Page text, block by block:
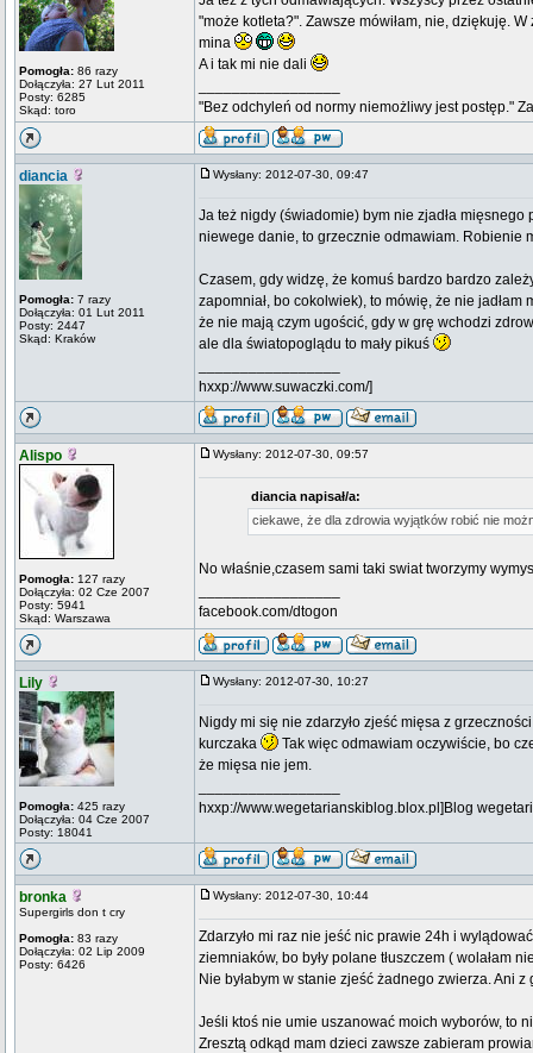
Pomogła: 86 razy
Dołączyła: 27 Lut 2011
Posty: 6285
Skąd: toro
"może kotleta?". Zawsze mówiłam, nie, dziękuję.
mina
A i tak mi nie dali
"Bez odchyleń od normy niemożliwy jest postęp."
diancia
Pomogła: 7 razy
Dołączyła: 01 Lut 2011
Posty: 2447
Skąd: Kraków
Wysłany: 2012-07-30, 09:47
Ja też nigdy (świadomie) bym nie zjadła mięsnego
niewege danie, to grzecznie odmawiam. Robienie
Czasem, gdy widzę, że komuś bardzo bardzo
zapomniał, bo cokolwiek), to mówię, że nie
że nie mają czym ugościć, gdy w grę wchodzi
ale dla światopoglądu to mały pikuś
hxxp://www.suwaczki.com/]
Alispo
Pomogła: 127 razy
Dołączyła: 02 Cze 2007
Posty: 5941
Skąd: Warszawa
Wysłany: 2012-07-30, 09:57
diancia napisał/a:
ciekawe, że dla zdrowia wyjątków robić nie
No właśnie,czasem sami taki swiat tworzymy
facebook.com/dtogon
Lily
Pomogła: 425 razy
Dołączyła: 04 Cze 2007
Posty: 18041
Wysłany: 2012-07-30, 10:27
Nigdy mi się nie zdarzyło zjeść mięsa z
kurczaka
Tak więc odmawiam oczywiście, bo
że mięsa nie jem.
hxxp://www.wegetarianskiblog.blox.pl]Blog
bronka
Supergirls don t cry
Pomogła: 83 razy
Dołączyła: 02 Lip 2009
Posty: 6426
Wysłany: 2012-07-30, 10:44
Zdarzyło mi raz nie jeść nic prawie 24h i
ziemniaków, bo były polane tłuszczem ( wolałam
Nie byłabym w stanie zjeść żadnego zwierza. Ani
Jeśli ktoś nie umie uszanować moich wyborów, to
Zresztą odkąd mam dzieci zawsze zabieram